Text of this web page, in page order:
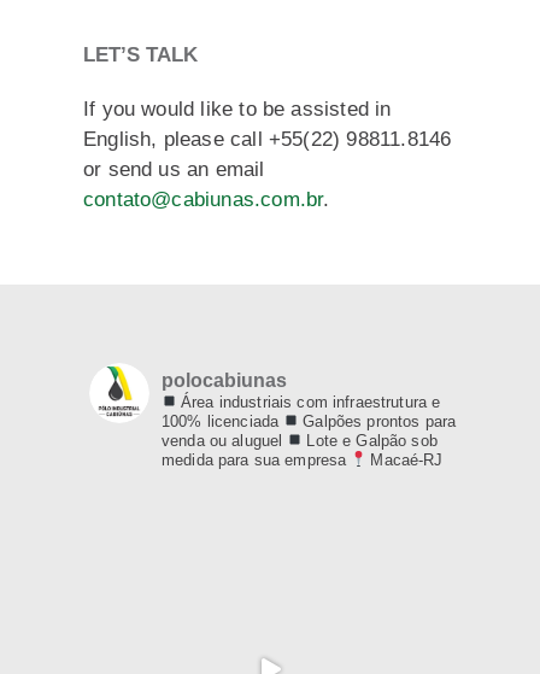
LET’S TALK
If you would like to be assisted in
English, please call +55(22) 98811.8146
or send us an email
contato@cabiunas.com.br.
polocabiunas
Área industriais com infraestrutura e
100% licenciada
Galpões prontos para
venda ou aluguel
Lote e Galpão sob
medida para sua empresa
Macaé-RJ